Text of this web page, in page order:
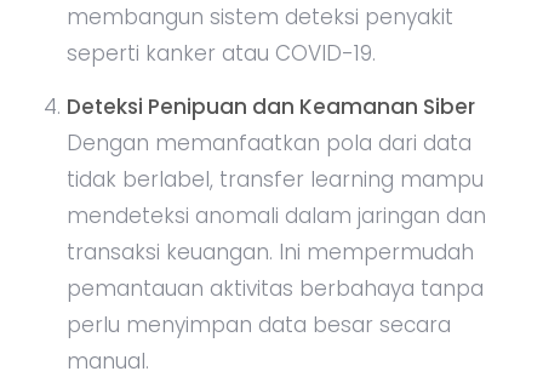
membangun sistem deteksi penyakit
seperti kanker atau COVID-19.
Deteksi Penipuan dan Keamanan Siber
Dengan memanfaatkan pola dari data
tidak berlabel, transfer learning mampu
mendeteksi anomali dalam jaringan dan
transaksi keuangan. Ini mempermudah
pemantauan aktivitas berbahaya tanpa
perlu menyimpan data besar secara
manual.